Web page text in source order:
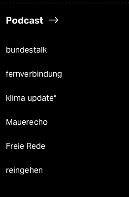
Podcast
bundestalk
fernverbindung
klima update°
Mauerecho
Freie Rede
reingehen